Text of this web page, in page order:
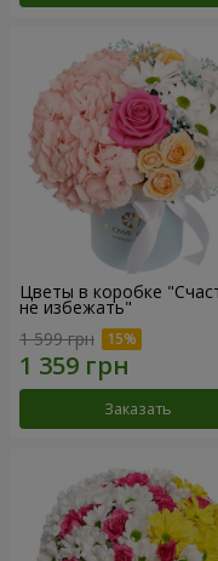
Цветы в коробке
не избежать"
1 599 грн
Заказать